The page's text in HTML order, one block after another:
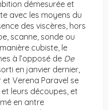
démesurée et
avec les moyens du
des viscères, hors
scanne, sonde ou
cubiste, le
à l’opposé de De
en janvier dernier,
Verena Paravel se
leurs découpes, et
en antre